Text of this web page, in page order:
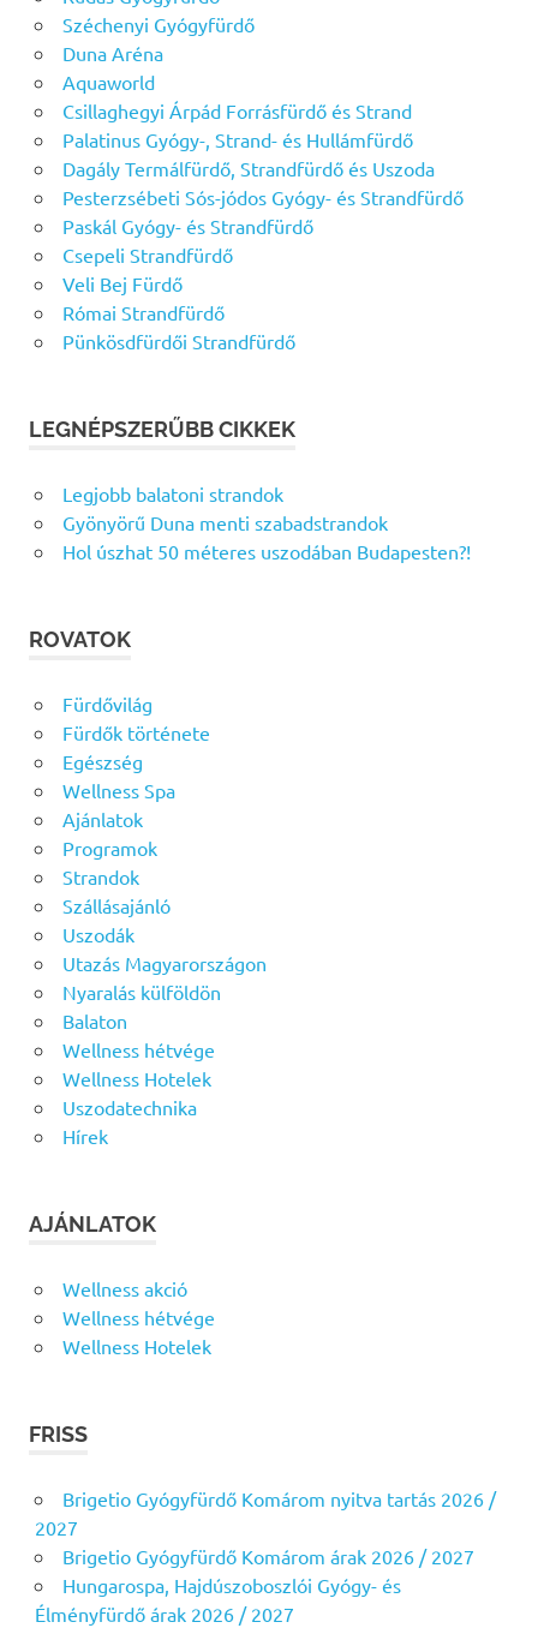
Széchenyi Gyógyfürdő
Duna Aréna
Aquaworld
Csillaghegyi Árpád Forrásfürdő és Strand
Palatinus Gyógy-, Strand- és Hullámfürdő
Dagály Termálfürdő, Strandfürdő és Uszoda
Pesterzsébeti Sós-jódos Gyógy- és Strandfürdő
Paskál Gyógy- és Strandfürdő
Csepeli Strandfürdő
Veli Bej Fürdő
Római Strandfürdő
Pünkösdfürdői Strandfürdő
LEGNÉPSZERŰBB CIKKEK
Legjobb balatoni strandok
Gyönyörű Duna menti szabadstrandok
Hol úszhat 50 méteres uszodában Budapesten?!
ROVATOK
Fürdővilág
Fürdők története
Egészség
Wellness Spa
Ajánlatok
Programok
Strandok
Szállásajánló
Uszodák
Utazás Magyarországon
Nyaralás külföldön
Balaton
Wellness hétvége
Wellness Hotelek
Uszodatechnika
Hírek
AJÁNLATOK
Wellness akció
Wellness hétvége
Wellness Hotelek
FRISS
Brigetio Gyógyfürdő Komárom nyitva tartás 2026 /
2027
Brigetio Gyógyfürdő Komárom árak 2026 / 2027
Hungarospa, Hajdúszoboszlói Gyógy- és
Élményfürdő árak 2026 / 2027